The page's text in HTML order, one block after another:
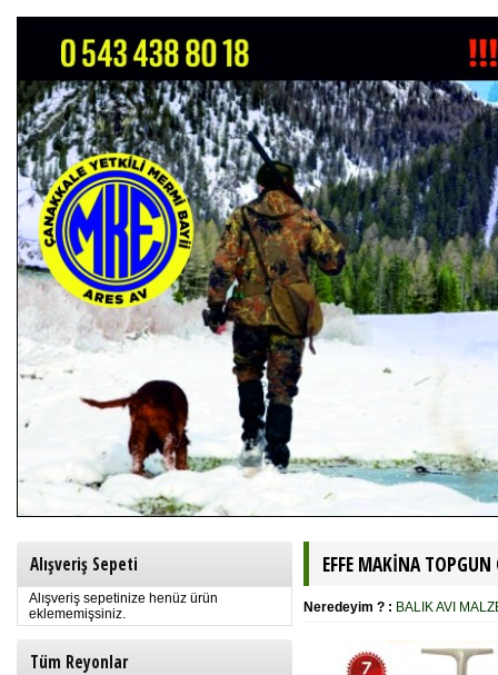
Alışveriş Sepeti
Alışveriş sepetinize henüz ürün
eklememişsiniz.
Tüm Reyonlar
EFFE MAKİNA
Neredeyim ? : BALIK AVI